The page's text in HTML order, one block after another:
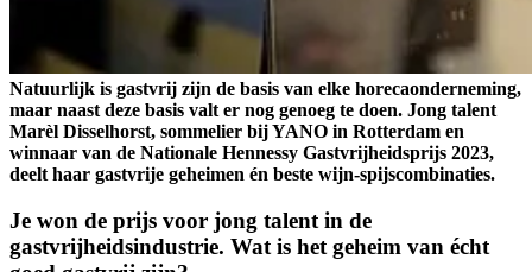
Natuurlijk is gastvrij zijn de basis van elke horecaonderneming,
maar naast deze basis valt er nog genoeg te doen. Jong talent
Marèl Disselhorst, sommelier bij YANO in Rotterdam en
winnaar van de Nationale Hennessy Gastvrijheidsprijs 2023,
deelt haar gastvrije geheimen én beste wijn-spijscombinaties.
Je won de prijs voor jong talent in de
gastvrijheidsindustrie. Wat is het geheim van écht